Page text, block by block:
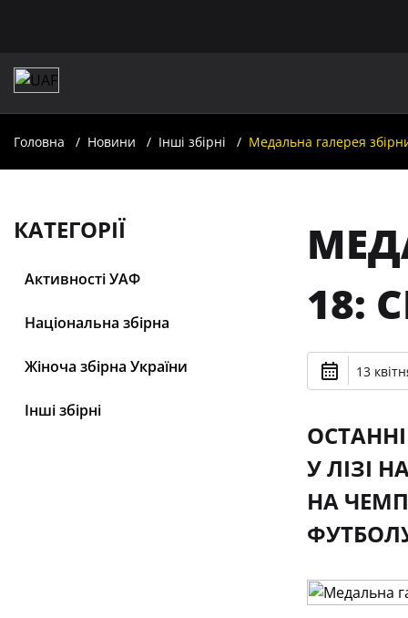
Головна Новини Інші збірні Медальна галерея
КАТЕГОРІЇ
Активності УАФ
Національна збірна
Жіноча збірна України
Інші збірні
18:
13
У ЛІЗІ
НА